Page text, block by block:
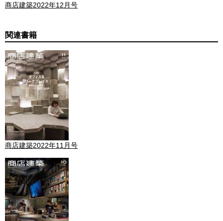
商店建築2022年12月号
関連書籍
商店建築2022年11月号